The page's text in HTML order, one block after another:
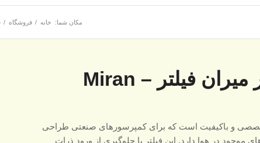
مکان شما: خانه / فروشگاه /
فیلتر هوا مخروطی کمپرسور میران فیلتر – Miran
و باکیفیت است که برای کمپرسورهای صنعتی طراحی
در هوا دارد. این فیلتر با جلوگیری از ورود ذرات